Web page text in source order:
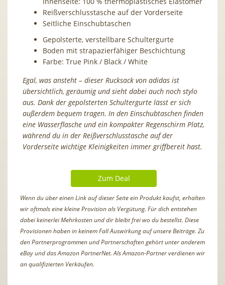
Reißverschlusstasche auf der Vorderseite
Seitliche Einschubtaschen
Gepolsterte, verstellbare Schultergurte
Boden mit strapazierfähiger Beschichtung
Farbe: True Pink / Black / White
Egal, was ansteht – dieser Rucksack von adidas ist
übersichtlich, geräumig und sieht dabei auch noch stylo
aus. Dank der gepolsterten Schultergurte lässt er sich
außerdem bequem tragen. In den Einschubtaschen finden
eine Wasserflasche und ein kompakter Regenschirm Platz,
während du in der Reißverschlusstasche auf der
Vorderseite wichtige Kleinigkeiten immer griffbereit hast.
Zum Deal
Wenn du über einen Link auf dieser Seite ein Produkt kaufst, erhalten
wir oftmals eine kleine Provision als Vergütung. Für dich entstehen
dabei keinerlei Mehrkosten und dir bleibt frei wo du bestellst. Diese
Provisionen haben in keinem Fall Auswirkung auf unsere Beiträge. Zu
den Partnerprogrammen und Partnerschaften gehört unter anderem
eBay und das Amazon PartnerNet. Als Amazon-Partner verdienen wir
an qualifizierten Verkäufen.